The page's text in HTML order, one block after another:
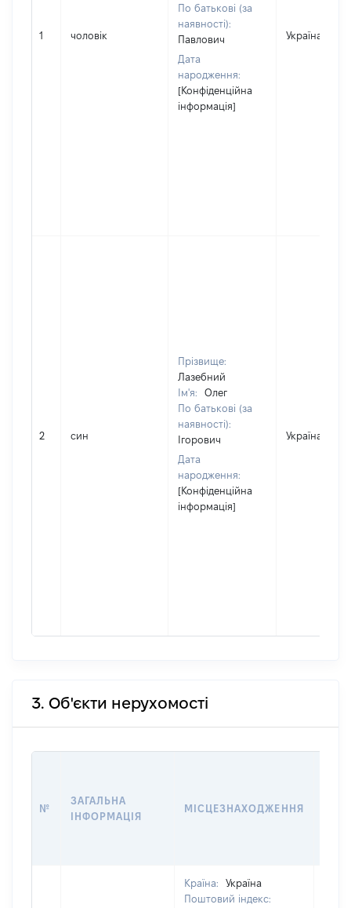
1 чоловік
По батькові (за
наявності):
Павлович
Дата
народження:
[Конфіденційна
інформація]
Україна
2 син
Прізвище:
Лазебний
Ім'я:
Олег
По батькові (за
наявності):
Ігорович
Дата
народження:
[Конфіденційна
інформація]
Україна
3. Об'єкти нерухомості
№
ЗАГАЛЬНА
ІНФОРМАЦІЯ
МІСЦЕЗНАХОДЖЕННЯ
Країна:
Україна
Поштовий індекс: